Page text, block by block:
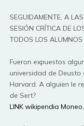
SEGUIDAMENTE, A
SESIÓN CRÍTICA DE
TODOS LOS
Fueron expuestos
universidad de
Harvard. A alguien le
de Sert?
LINK wikipendia Moneo.